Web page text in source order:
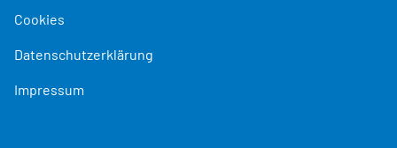
Cookies
Datenschutzerklärung
Impressum